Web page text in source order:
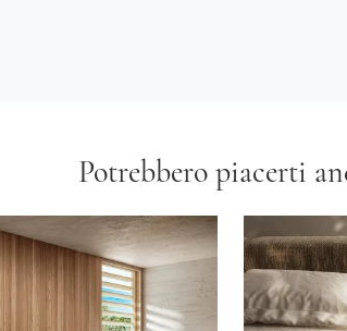
Potrebbero piacerti